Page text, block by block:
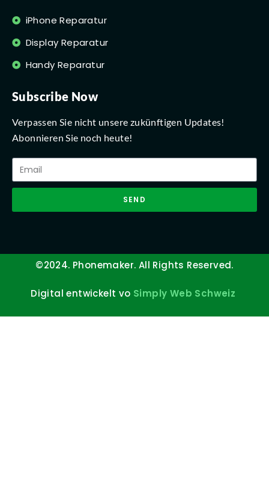
iPhone Reparatur
Display Reparatur
Handy Reparatur
Subscribe Now
Verpassen Sie nicht unsere zukünftigen Updates!
Abonnieren Sie noch heute!
SEND
©2024. Phonemaker. All Rights Reserved.
Digital entwickelt vo Simply Web Schweiz